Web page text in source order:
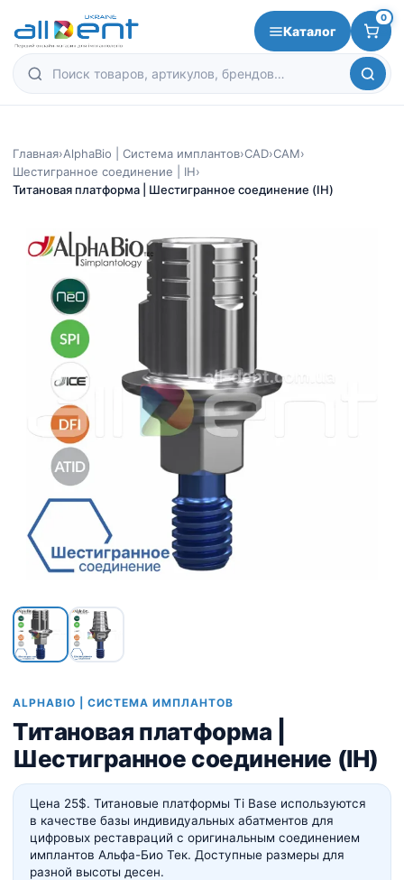
Каталог
0
Главная›AlphaBio | Система имплантов›CAD›CAM›
Шестигранное соединение | IH›
Титановая платформа | Шестигранное соединение (IH)
ALPHABIO | СИСТЕМА ИМПЛАНТОВ
Титановая платформа |
Шестигранное соединение (IH)
Цена 25$. Титановые платформы Ti Base используются
в качестве базы индивидуальных абатментов для
цифровых реставраций с оригинальным соединением
имплантов Альфа-Био Тек. Доступные размеры для
разной высоты десен.